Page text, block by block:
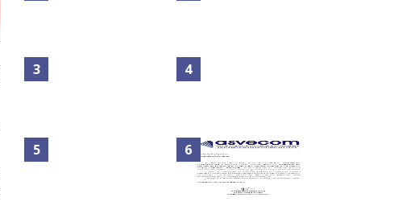
No Brasil do golpe, 61,5 mi
de consumidores estão